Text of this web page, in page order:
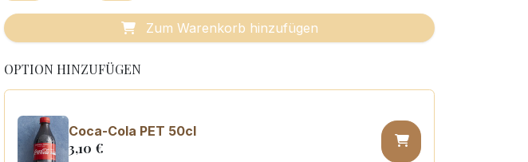
Zum Warenkorb hinzufügen
OPTION HINZUFÜGEN
Coca-Cola PET 50cl
3,10 €